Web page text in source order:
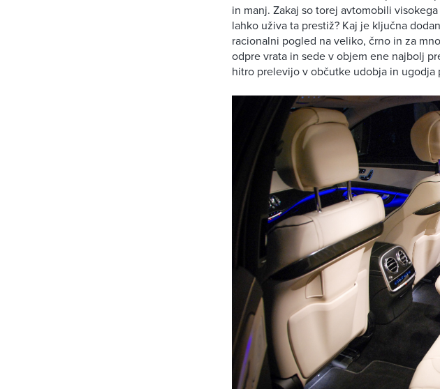
in manj. Zakaj so torej avtomobili
lahko uživa ta prestiž? Kaj je ključna
racionalni pogled na veliko, črno in za
odpre vrata in sede v objem ene najbolj
hitro prelevijo v občutke udobja in ugodja